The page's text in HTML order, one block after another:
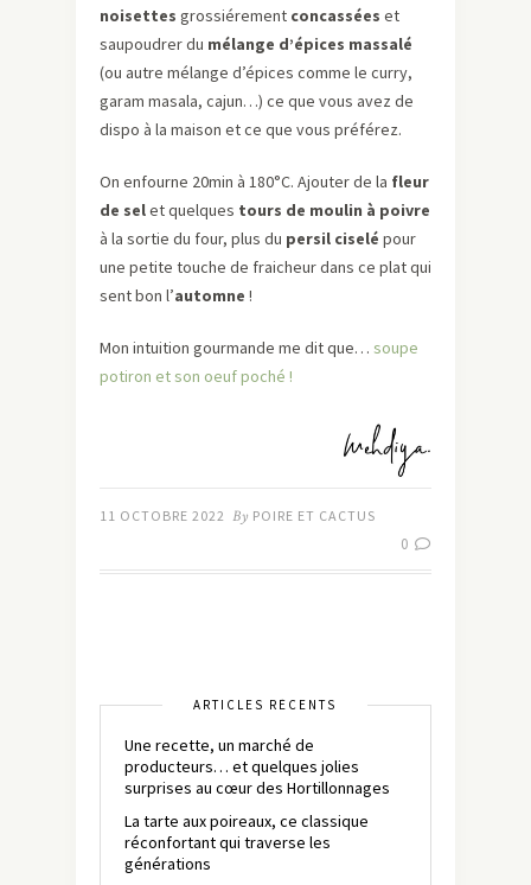
noisettes grossiérement concassées et
saupoudrer du mélange d’épices massalé
(ou autre mélange d’épices comme le curry,
garam masala, cajun…) ce que vous avez de
dispo à la maison et ce que vous préférez.
On enfourne 20min à 180°C. Ajouter de la fleur
de selet quelques tours de moulin à poivre
à la sortie du four, plus du persil ciselé pour
une petite touche de fraicheur dans ce plat qui
sent bon l’automne !
Mon intuition gourmande me dit que… soupe
potiron et son oeuf poché !
11 OCTOBRE 2022 By POIRE ET CACTUS
0
ARTICLES RÉCENTS
Une recette, un marché de
producteurs… et quelques jolies
surprises au cœur des Hortillonnages
La tarte aux poireaux, ce classique
réconfortant qui traverse les
générations